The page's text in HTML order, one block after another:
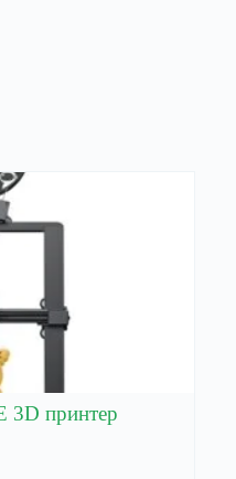
3D принтер